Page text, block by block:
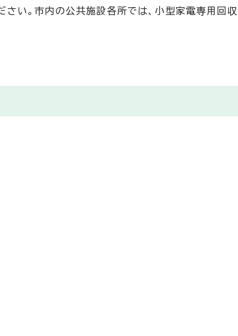
い。市内の公共施設各所では、小型家電専用回